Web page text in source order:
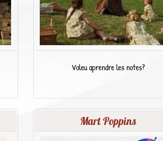
Voleu aprendre les notes?
Mart Poppins